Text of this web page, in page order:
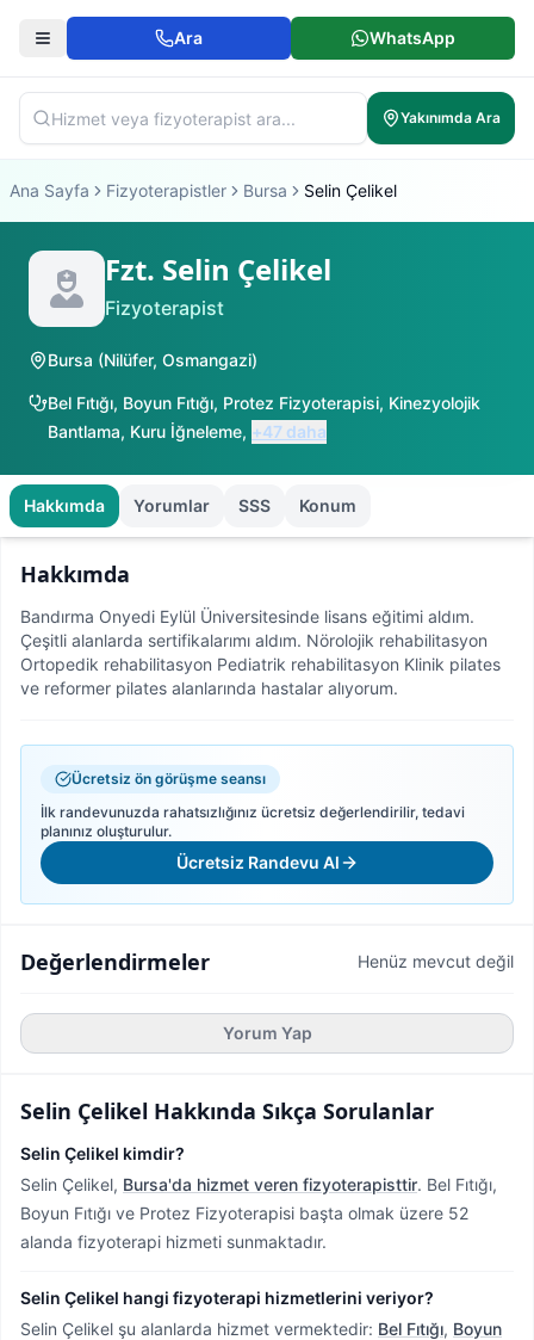
Ara WhatsApp
Yakınımda Ara
Ana Sayfa Fizyoterapistler Bursa Selin Çelikel
Fzt. Selin Çelikel
Fizyoterapist
Bursa (Nilüfer, Osmangazi)
Bel Fıtığı, Boyun Fıtığı, Protez Fizyoterapisi, Kinezyolojik
Bantlama, Kuru İğneleme, +47 daha
Hakkımda Yorumlar SSS Konum
Hakkımda
Bandırma Onyedi Eylül Üniversitesinde lisans eğitimi aldım.
Çeşitli alanlarda sertifikalarımı aldım. Nörolojik rehabilitasyon
Ortopedik rehabilitasyon Pediatrik rehabilitasyon Klinik pilates
ve reformer pilates alanlarında hastalar alıyorum.
Ücretsiz ön görüşme seansı
İlk randevunuzda rahatsızlığınız ücretsiz değerlendirilir, tedavi
planınız oluşturulur.
Ücretsiz Randevu Al
Değerlendirmeler Henüz mevcut değil
Yorum Yap
Selin Çelikel Hakkında Sıkça Sorulanlar
Selin Çelikel kimdir?
Selin Çelikel, Bursa'da hizmet veren fizyoterapisttir. Bel Fıtığı,
Boyun Fıtığı ve Protez Fizyoterapisi başta olmak üzere 52
alanda fizyoterapi hizmeti sunmaktadır.
Selin Çelikel hangi fizyoterapi hizmetlerini veriyor?
Selin Çelikel şu alanlarda hizmet vermektedir: Bel Fıtığı, Boyun